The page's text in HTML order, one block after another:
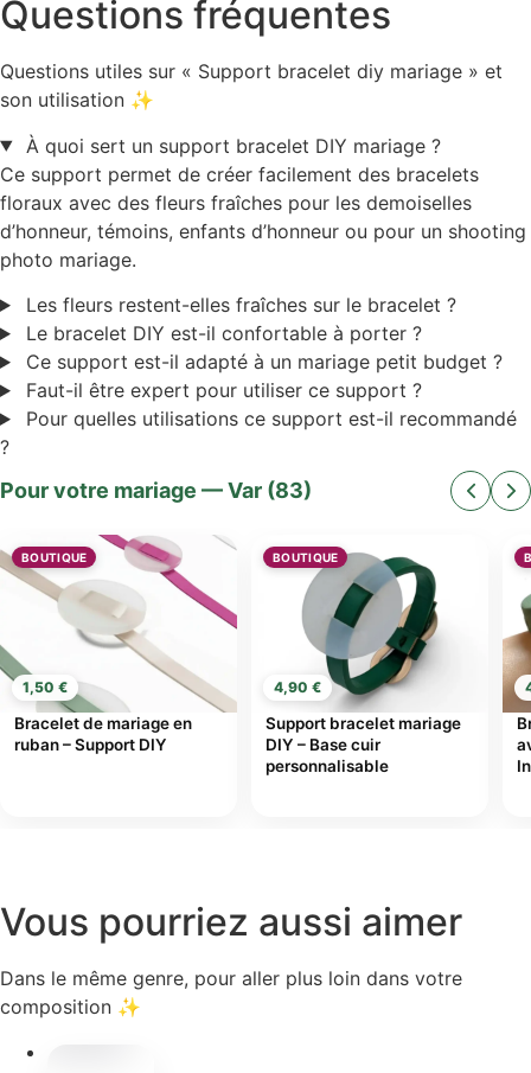
Questions fréquentes
Questions utiles sur « Support bracelet diy mariage » et
son utilisation ✨
À quoi sert un support bracelet DIY mariage ?
Ce support permet de créer facilement des bracelets
floraux avec des fleurs fraîches pour les demoiselles
d’honneur, témoins, enfants d’honneur ou pour un shooting
photo mariage.
Les fleurs restent-elles fraîches sur le bracelet ?
Le bracelet DIY est-il confortable à porter ?
Ce support est-il adapté à un mariage petit budget ?
Faut-il être expert pour utiliser ce support ?
Pour quelles utilisations ce support est-il recommandé
?
Pour votre mariage — Var (83)
BOUTIQUE
1,50 €
Bracelet de mariage en
ruban – Support DIY
BOUTIQUE
4,90 €
Support bracelet mariage
DIY – Base cuir
personnalisable
Vous pourriez aussi aimer
Dans le même genre, pour aller plus loin dans votre
composition ✨
2,50€